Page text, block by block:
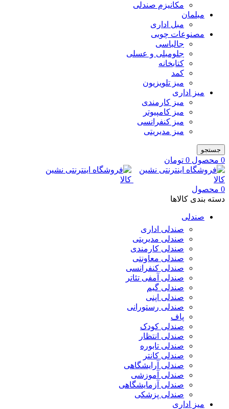
مکانیزم صندلی
مبلمان
مبل اداری
مصنوعات چوبی
جالباسی
جلومبلی و عسلی
کتابخانه
کمد
میز تلویزیون
میز اداری
میز کارمندی
میز کامپیوتر
میز کنفرانسی
میز مدیریتی
جستجو
0 محصول 0 تومان
0 محصول
دسته بندی کالاها
صندلی
صندلی اداری
صندلی مدیریتی
صندلی کارمندی
صندلی معاونتی
صندلی کنفرانسی
صندلی آمفی تئاتر
صندلی گیم
صندلی اپنی
صندلی رستورانی
پاف
صندلی کودک
صندلی انتظار
صندلی تابوره
صندلی کانتر
صندلی آرایشگاهی
صندلی آموزشی
صندلی آزمایشگاهی
صندلی پزشکی
میز اداری